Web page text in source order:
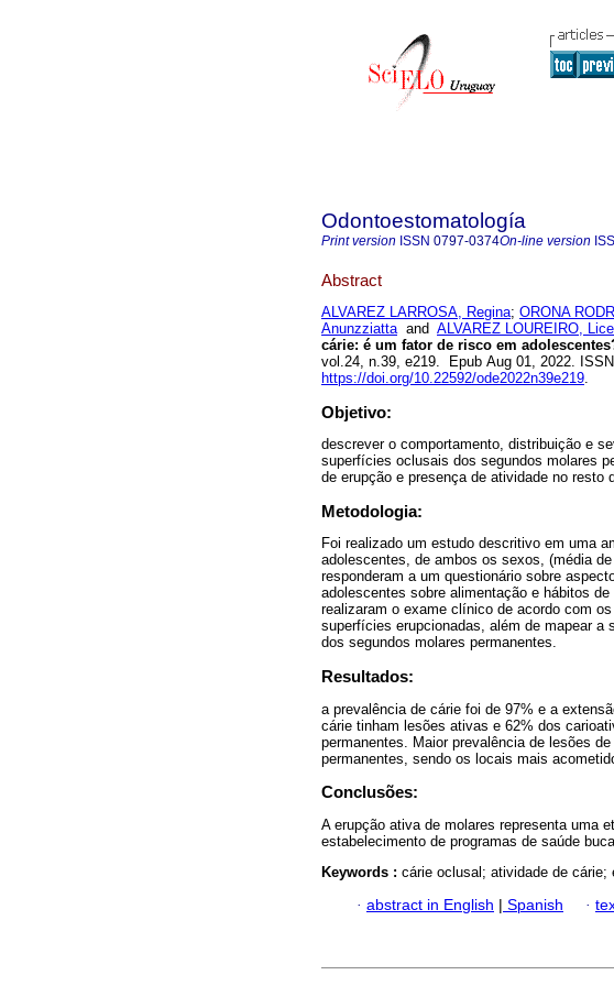
Odontoestomatología
Print version ISSN 0797-0374On-line version
Abstract
ALVAREZ LARROSA, Regina; ORONA
Anunzziattaand ALVAREZ LOUREIRO,
cárie: é um fator de risco em
vol.24, n.39, e219. Epub Aug 01, 2022.
https://doi.org/10.22592/ode2022n39e219.
Objetivo:
descrever o comportamento, distribuição e
superfícies oclusais dos segundos molares
de erupção e presença de atividade no resto
Metodologia:
Foi realizado um estudo descritivo em uma
adolescentes, de ambos os sexos, (média
responderam a um questionário sobre
adolescentes sobre alimentação e hábitos
realizaram o exame clínico de acordo com
superfícies erupcionadas, além de mapear a
dos segundos molares permanentes.
Resultados:
a prevalência de cárie foi de 97% e a
cárie tinham lesões ativas e 62% dos
permanentes. Maior prevalência de lesões
permanentes, sendo os locais mais
Conclusões:
A erupção ativa de molares representa uma
estabelecimento de programas de saúde
Keywords : cárie oclusal; atividade de cárie;
· abstract in English Spanish ·